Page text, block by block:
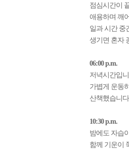
점심시간이
애용하며 깨
일과 시간 중
생기면 혼자
06:00 p.m.
저녁시간입
가볍게 운동
산책했습니
10:30 p.m.
밤에도 자습
함께 기운이